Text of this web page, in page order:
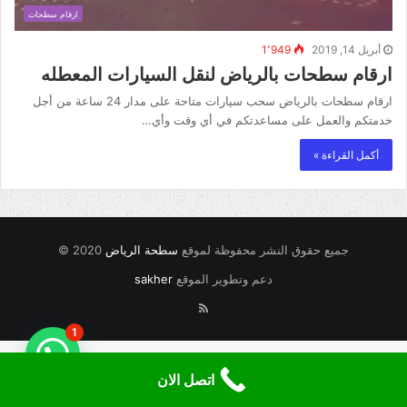
ارقام سطحات
أبريل 14, 2019 1٬949
ارقام سطحات بالرياض لنقل السيارات المعطله
ارقام سطحات بالرياض سحب سيارات متاحة على مدار 24 ساعة من أجل
خدمتكم والعمل على مساعدتكم في أي وقت وأي…
أكمل القراءة »
جميع حقوق النشر محفوظة لموقع سطحة الرياض
دعم وتطوير الموقع sakher
RSS
1
اتصل الان